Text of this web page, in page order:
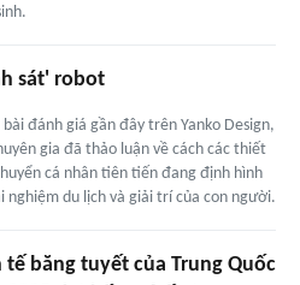
sát' robot
bài đánh giá gần đây trên Yanko Design,
gia đã thảo luận về cách các thiết
cá nhân tiên tiến đang định hình
nghiệm du lịch và giải trí của con người.
tế băng tuyết của Trung Quốc